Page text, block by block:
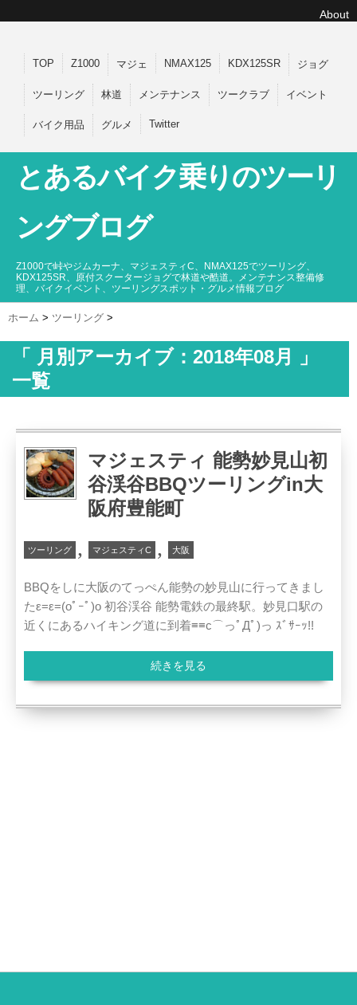
About
TOP Z1000 マジェ NMAX125 KDX125SR ジョグ
ツーリング 林道 メンテナンス ツークラブ イベント
バイク用品 グルメ Twitter
とあるバイク乗りのツーリ
ングブログ
Z1000で峠やジムカーナ、マジェスティC、NMAX125でツーリング、
KDX125SR、原付スクータージョグで林道や酷道。メンテナンス整備修
理、バイクイベント、ツーリングスポット・グルメ情報ブログ
ホーム > ツーリング >
「 月別アーカイブ：2018年08月 」
一覧
マジェスティ 能勢妙見山初
谷渓谷BBQツーリングin大
阪府豊能町
ツーリング , マジェスティC , 大阪
BBQをしに大阪のてっぺん能勢の妙見山に行ってきまし
たε=ε=(oﾟｰﾟ)o 初谷渓谷 能勢電鉄の最終駅。妙見口駅の
近くにあるハイキング道に到着≡≡c⌒っﾟДﾟ)っ ｽﾞｻｰｯ!!
続きを見る